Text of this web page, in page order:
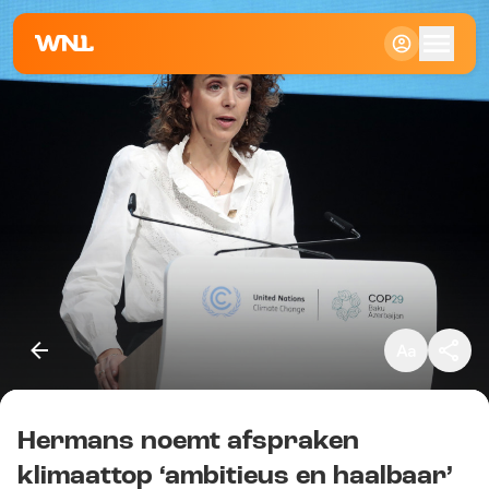
Klein
Groot
Kopieer link
Hermans noemt afspraken
klimaattop ‘ambitieus en haalbaar’